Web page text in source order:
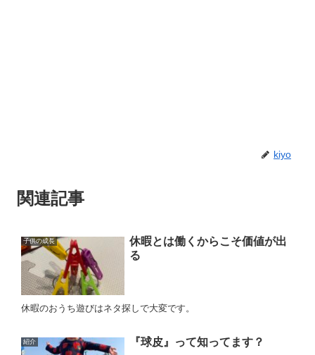
kiyo
関連記事
子供の成長
休暇とは働くからこそ価値が出
る
休暇のおうち遊びはネタ探しで大変です。
紹介 『球皮』って知ってます？